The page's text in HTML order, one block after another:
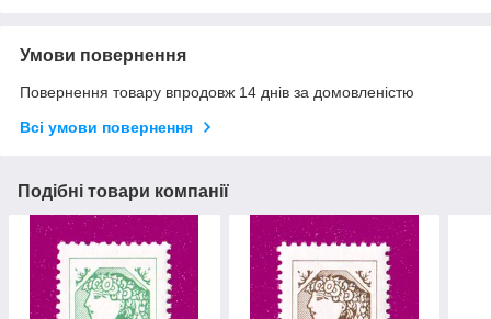
Умови повернення
Повернення товару впродовж 14 днів за домовленістю
Всі умови повернення
Подібні товари компанії